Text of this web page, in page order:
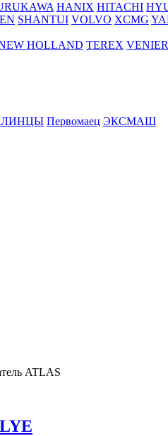
HANIX HITACHI
SHANTUI VOLVO XCMG
HOLLAND TEREX
Первомаец ЭКСМАШ
ATLAS